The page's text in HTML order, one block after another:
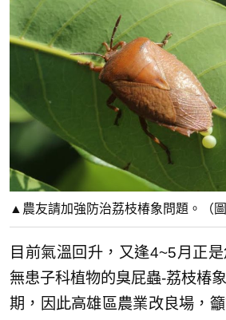
▲農友請加強防治荔枝椿象問題。（圖
目前氣溫回升，又逢4~5月正
無患子科植物的臭屁蟲-荔枝椿
期，因此高雄區農業改良場，